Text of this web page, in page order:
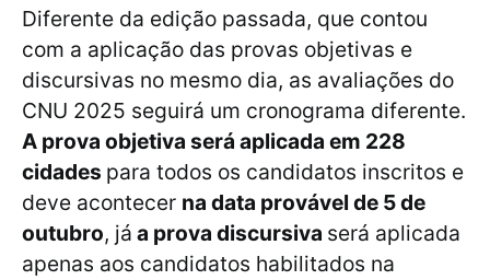
Diferente da edição passada, que contou
com a aplicação das provas objetivas e
discursivas no mesmo dia, as avaliações do
CNU 2025 seguirá um cronograma diferente.
A prova objetiva será aplicada em 228
cidades para todos os candidatos inscritos e
deve acontecer na data provável de 5 de
outubro, já a prova discursiva será aplicada
apenas aos candidatos habilitados na